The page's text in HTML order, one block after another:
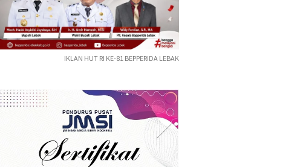
IKLAN HUT RI KE-81 BEPPERIDA LEBAK